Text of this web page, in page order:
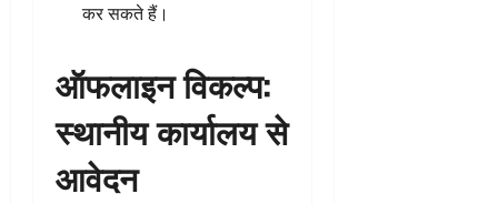
कर सकते हैं।
ऑफलाइन विकल्प:
स्थानीय कार्यालय से
आवेदन